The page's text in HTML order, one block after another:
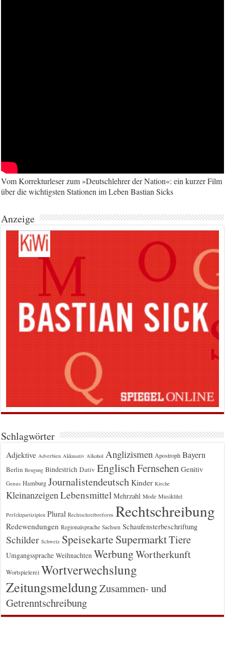
Vom Korrekturleser zum »Deutschlehrer der Nation«: ein kurzer Film
über die wichtigsten Stationen im Leben Bastian Sicks
Anzeige
Schlagwörter
Adjektive Adverbien Akkusativ Alkohol Anglizismen Apostroph Bayern
Berlin Beugung Bindestrich Dativ EnglischFernsehen Genitiv
Genus Hamburg Journalistendeutsch Kinder Kirche
Kleinanzeigen Lebensmittel Mehrzahl Mode Musiktitel
Perfektpartizipien Plural Rechtschreibreform Rechtschreibung
Redewendungen Regionalsprache Sachsen Schaufensterbeschriftung
Schilder Schweiz Speisekarte SupermarktTiere
Umgangssprache Weihnachten WerbungWortherkunft
Wortspielerei Wortverwechslung
ZeitungsmeldungZusammen- und
Getrenntschreibung